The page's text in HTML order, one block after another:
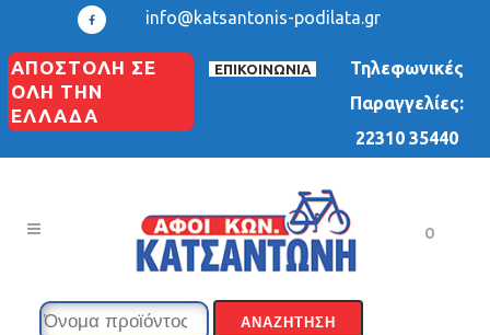
info@katsantonis-podilata.gr
ΑΠΟΣΤΟΛΗ ΣΕ
ΟΛΗ ΤΗΝ
ΕΛΛΑΔΑ
ΕΠΙΚΟΙΝΩΝΙΑ
Τηλεφωνικές
Παραγγελίες:
22310 35440
0